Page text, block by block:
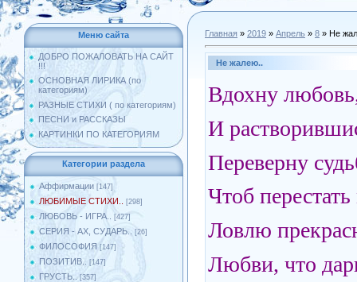
Меню сайта
ДОБРО ПОЖАЛОВАТЬ НА САЙТ
!!!
ОСНОВНАЯ ЛИРИКА (по
категориям)
РАЗНЫЕ СТИХИ ( по категориям)
ПЕСНИ и РАССКАЗЫ
КАРТИНКИ ПО КАТЕГОРИЯМ
Категории раздела
Аффирмации [147]
ЛЮБИМЫЕ СТИХИ.. [298]
ЛЮБОВЬ - ИГРА.. [427]
СЕРИЯ - АХ, СУДАРЬ.. [26]
ФИЛОСОФИЯ [147]
ПОЗИТИВ.. [147]
ГРУСТЬ.. [357]
Главная » 2019 » Апрель » 8 » Не
Не жалею..
Вдохну
И
Переверну
Чтоб
Ловлю
Любви, что